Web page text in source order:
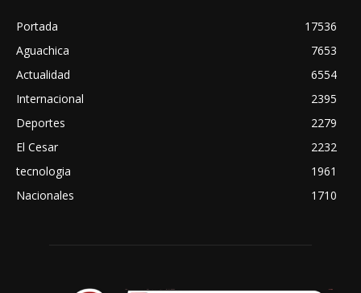
Portada
17536
Aguachica
7653
Actualidad
6554
Internacional
2395
Deportes
2279
El Cesar
2232
tecnologia
1961
Nacionales
1710